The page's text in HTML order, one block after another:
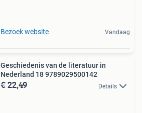
Bezoek website Vandaag
Geschiedenis van de literatuur in
Nederland 18 9789029500142
€ 22,49 Details